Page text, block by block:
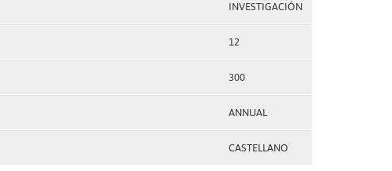
INVESTIGACIÓN
12
300
ANNUAL
CASTELLANO